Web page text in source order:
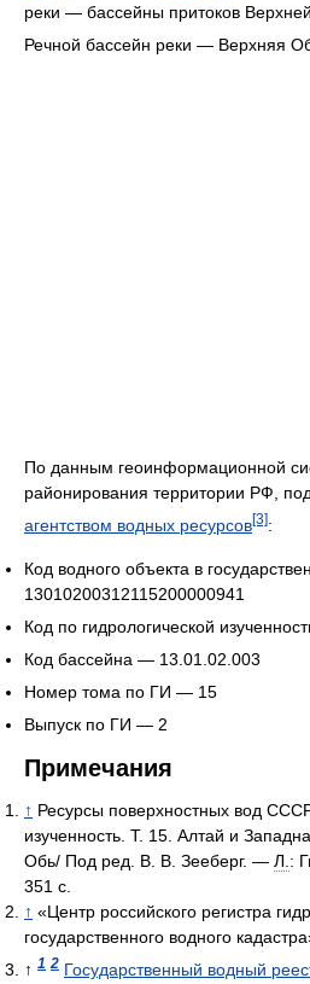
реки — бассейны притоков
Речной бассейн реки — Верхняя
По данным геоинформационной
районирования территории РФ,
агентством водных ресурсов[3]:
Код водного объекта в
13010200312115200000941
Код по гидрологической
Код бассейна — 13.01.02.003
Номер тома по ГИ — 15
Выпуск по ГИ — 2
Примечания
↑ Ресурсы поверхностных вод
изученность. Т. 15. Алтай и
Обь/ Под ред. В. В. Зееберг. — Л. :
351 с.
↑ «Центр российского регистра
государственного водного
↑ 1 2 Государственный водный